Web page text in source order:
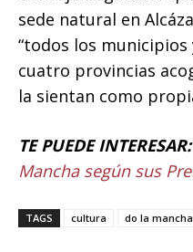
sede natural en
“todos los
cuatro provincias
la sientan como
TE PUEDE INTERESAR:
Mancha según sus
TAGS cultura do la mancha